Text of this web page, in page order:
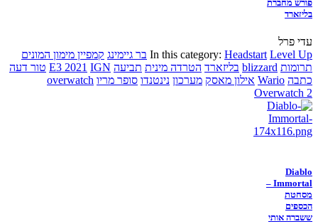
פורש מחברת
בליזארד
עדי פרל
In this category: Headstart Level Up בר גיימינג קמפיין מימון המונים
תרומות blizzard בליזארד הטרדה מינית תביעה E3 2021 IGN
טור דעה
כתבה Wario אילון מאסק מערכון נינטנדו סופר מריו overwatch
Overwatch 2
Diablo
Immortal –
מסחטת
הכספים
ששברה אותי